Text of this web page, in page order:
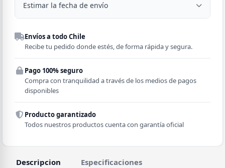
Estimar la fecha de envío
Despacho a domicilio
Región
Comuna
Envíos a todo Chile
Recibe tu pedido donde estés, de forma rápida y segura.
Pago 100% seguro
Compra con tranquilidad a través de los medios de pagos
disponibles
Producto garantizado
Todos nuestros productos cuenta con garantía oficial
Descripcion Especificaciones